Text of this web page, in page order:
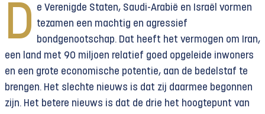
D e Verenigde Staten, Saudi-Arabië en Israël vormen
tezamen een machtig en agressief
bondgenootschap. Dat heeft het vermogen om Iran,
een land met 90 miljoen relatief goed opgeleide inwoners
en een grote economische potentie, aan de bedelstaf te
brengen. Het slechte nieuws is dat zij daarmee begonnen
zijn. Het betere nieuws is dat de drie het hoogtepunt van